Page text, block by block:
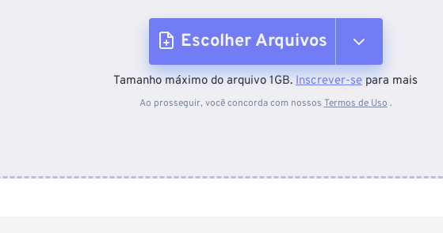
Escolher Arquivos
Do dispositivo
Tamanho máximo do arquivo 1GB. Inscrever-se para mais
Ao prosseguir, você concorda com nossos Termos de Uso .